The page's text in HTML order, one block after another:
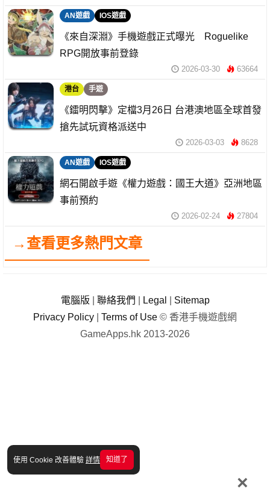
使用 Cookie 改善體驗 詳情 知道了
×
AN遊戲 IOS遊戲
《來自深淵》手機遊戲正式曝光 Roguelike
RPG開放事前登錄
2026-03-30 63664
港台 手遊
《鐳明閃擊》定檔3月26日 台港澳地區全球首發
搶先試玩資格派送中
2026-03-03 8628
AN遊戲 IOS遊戲
網石開啟手遊《權力遊戲：國王大道》亞洲地區
事前預約
2026-02-24 27804
→查看更多熱門文章
電腦版 聯絡我們 Legal
Sitemap
Privacy Policy
Terms of Use © 香港手機遊戲網
GameApps.hk 2013-2026